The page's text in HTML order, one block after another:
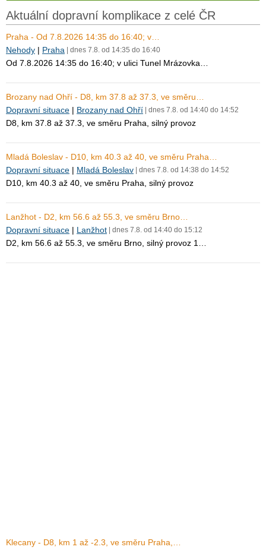
Aktuální dopravní komplikace z celé ČR
Praha - Od 7.8.2026 14:35 do 16:40; v…
Nehody | Praha | dnes 7.8. od 14:35 do 16:40
Od 7.8.2026 14:35 do 16:40; v ulici Tunel Mrázovka…
Brozany nad Ohří - D8, km 37.8 až 37.3, ve směru…
Dopravní situace | Brozany nad Ohří | dnes 7.8. od 14:40 do 14:52
D8, km 37.8 až 37.3, ve směru Praha, silný provoz
Mladá Boleslav - D10, km 40.3 až 40, ve směru Praha…
Dopravní situace | Mladá Boleslav | dnes 7.8. od 14:38 do 14:52
D10, km 40.3 až 40, ve směru Praha, silný provoz
Lanžhot - D2, km 56.6 až 55.3, ve směru Brno…
Dopravní situace | Lanžhot | dnes 7.8. od 14:40 do 15:12
D2, km 56.6 až 55.3, ve směru Brno, silný provoz 1…
Klecany - D8, km 1 až -2.3, ve směru Praha,…